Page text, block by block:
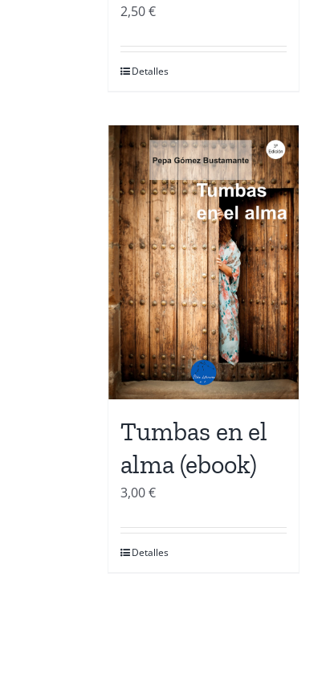
2,50€
Detalles
Tumbas en el
alma (ebook)
3,00€
Detalles